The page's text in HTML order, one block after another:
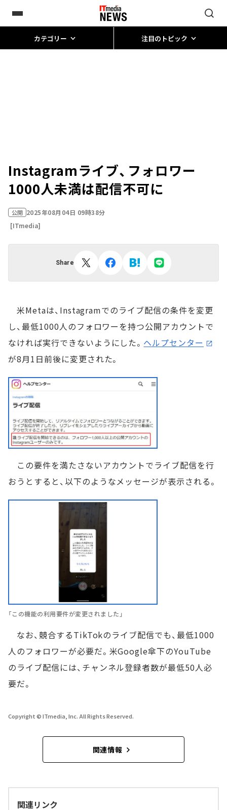
カテゴリー 注目のトピック
Instagramライブ、フォロワー
1000人未満は配信不可に
公開 2025年08月04日 09時38分
[ITmedia]
Share
米Metaは、Instagramでのライブ配信の条件を変更
し、最低1000人のフォロワーを持つ公開アカウントで
なければ実行できないようにした。 ヘルプセンター
が8月1日前後に変更された。
この要件を満たさないアカウントでライブ配信を行
おうとすると、以下のようなメッセージが表示される。
「この機能の利用要件が変更されました」
なお、競合するTikTokのライブ配信でも、最低1000
人のフォロワーが必要だ。米Google傘下のYouTube
のライブ配信には、チャンネル登録者数が最低50人必
要だ。
Copyright © ITmedia, Inc. All Rights Reserved.
関連情報
関連リンク